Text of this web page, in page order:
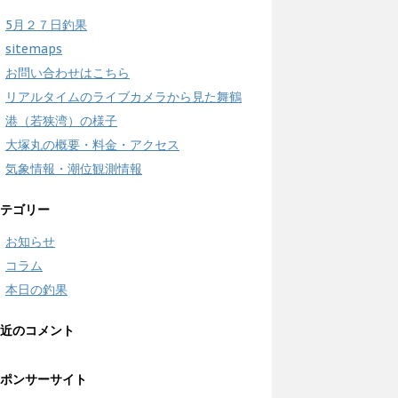
5月２７日釣果
sitemaps
お問い合わせはこちら
リアルタイムのライブカメラから見た舞鶴
港（若狭湾）の様子
大塚丸の概要・料金・アクセス
気象情報・潮位観測情報
ゴリー
お知らせ
コラム
本日の釣果
のコメント
ンサーサイト